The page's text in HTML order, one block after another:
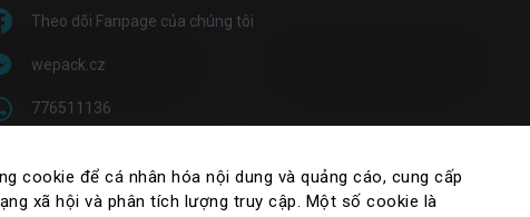
cookie để cá nhân hóa nội dung và quảng cáo, cung cấp
xã hội và phân tích lượng truy cập. Một số cookie là
Theo dõi Fanpage của chúng tôi
wepack.cz
776511136